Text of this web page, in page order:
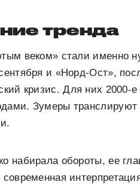
тренда
веком» стали
и «Норд-Ост»,
кризис. Для них 2000-
Зумеры
набирала обороты, ее